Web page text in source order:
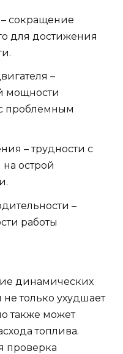
сокращение
для достижения
–
мощности
проблемным
– трудности с
острой
–
работы
динамических
только ухудшает
также может
топлива.
проверка